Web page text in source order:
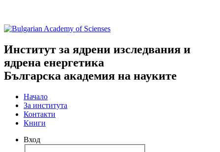
Институт за ядрени изследвания и
ядрена енергетика
Българска академия на науките
Начало
За института
Контакти
Книги
Вход